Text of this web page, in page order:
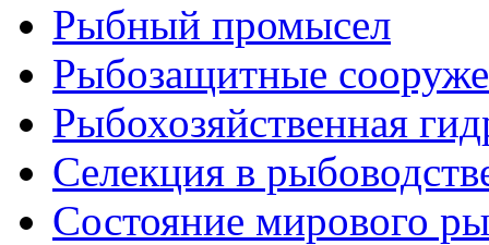
Рыбный промысел
Рыбозащитные
Рыбохозяйственная
Селекция в
Состояние мирового